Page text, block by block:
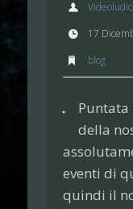
17
blog
Puntata
della
eventi di
quindi il